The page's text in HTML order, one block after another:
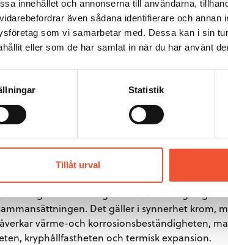
innehållet och annonserna till användarna,
även sådana identifierare och annan
som vi samarbetar med. Dessa kan i sin
eller som de har samlat in när du har använt
Statistik
Tillåt urval
legeringselement
grundmassan ger ett flertal viktiga
Det gäller i synnerhet krom,
värme-och korrosionsbeständigheten,
kryphållfastheten och termisk expansion.